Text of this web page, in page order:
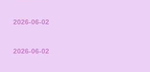
2026-06-02
2026-06-02